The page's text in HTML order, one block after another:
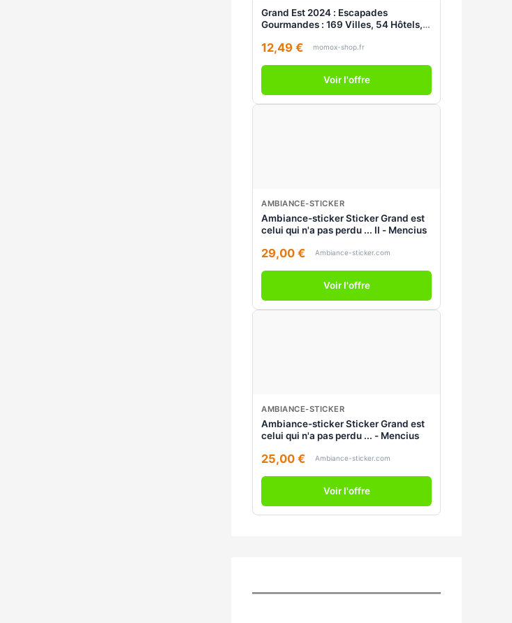
Grand Est 2024 : Escapades
Gourmandes : 169 Villes, 54 Hôtels,
12,49 € momox-shop.fr
Voir l'offre
AMBIANCE-STICKER
Ambiance-sticker Sticker Grand est
celui qui n'a pas perdu ... II - Mencius
29,00 € Ambiance-sticker.com
Voir l'offre
AMBIANCE-STICKER
Ambiance-sticker Sticker Grand est
celui qui n'a pas perdu ... - Mencius
25,00 € Ambiance-sticker.com
Voir l'offre